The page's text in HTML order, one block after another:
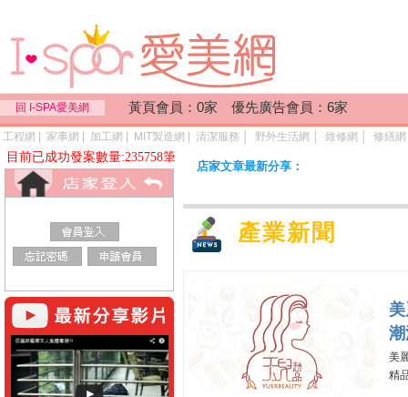
回 I-SPA愛美網 黃頁會員：0家 優先廣告會員：6家
工程網 家事網 加工網 MIT製造網 清潔服務 野外生活網 維修網 修繕網
目前已成功發案數量:235758筆
店家文章最新分享：
產業新聞
美
精